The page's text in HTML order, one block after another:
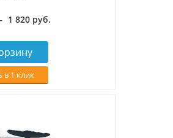
1 820 руб.
в 1 клик